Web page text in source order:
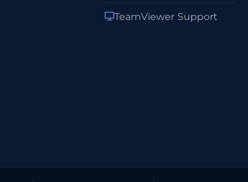
TeamViewer Support